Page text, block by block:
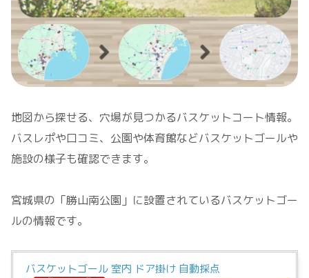
地図から探せる、穴場が見つかるバスケットコート情報。
バスレポや口コミ、公園や体育館などバスケットゴールや
施設の様子も確認できます。
宮城県の「勝山南公園」に設置されているバスケットゴー
ルの情報です。
バスケットゴール 室内 ドア掛け 自動採点